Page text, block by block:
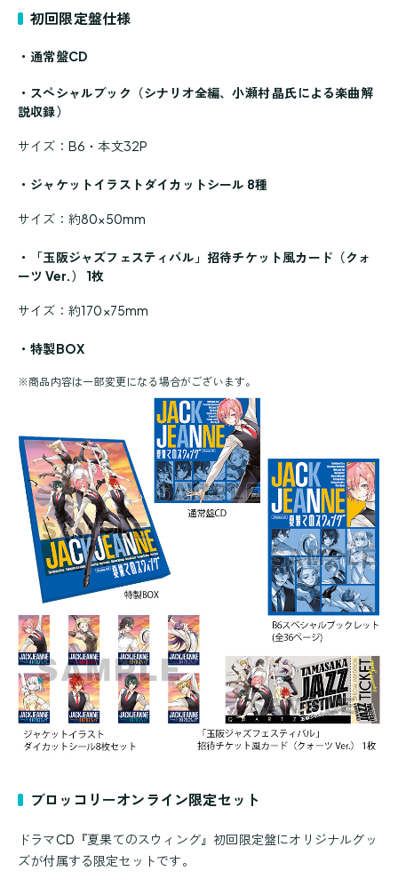
初回限定盤仕様
・通常盤CD
・スペシャルブック（シナリオ全編、小瀬村 晶氏による楽曲解
説収録）
サイズ：B6・本文32P
・ジャケットイラストダイカットシール 8種
サイズ：約80×50mm
・「玉阪ジャズフェスティバル」招待チケット風カード（クォ
ーツ Ver.） 1枚
サイズ：約170×75mm
・特製BOX
※商品内容は一部変更になる場合がございます。
ブロッコリーオンライン限定セット
ドラマCD『夏果てのスウィング』初回限定盤にオリジナルグッ
ズが付属する限定セットです。